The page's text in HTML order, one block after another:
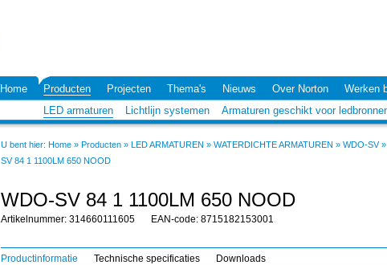
Home Producten Projecten Thema's Nieuws Over Norton
Werken
LED armaturen
Lichtlijn systemen Armaturen geschikt voor
U bent hier: Home » Producten » LED ARMATUREN » WATERDICHTE ARMATUREN » WDO-SV »
SV 84 1 1100LM 650 NOOD
WDO-SV 84 1 1100LM 650 NOOD
Artikelnummer: 314660111605 EAN-code: 8715182153001
Productinformatie Technische specificaties Downloads